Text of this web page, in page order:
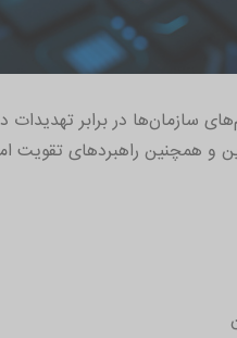
سازمان‌ها در برابر
و همچنین راهبردهای تقویت